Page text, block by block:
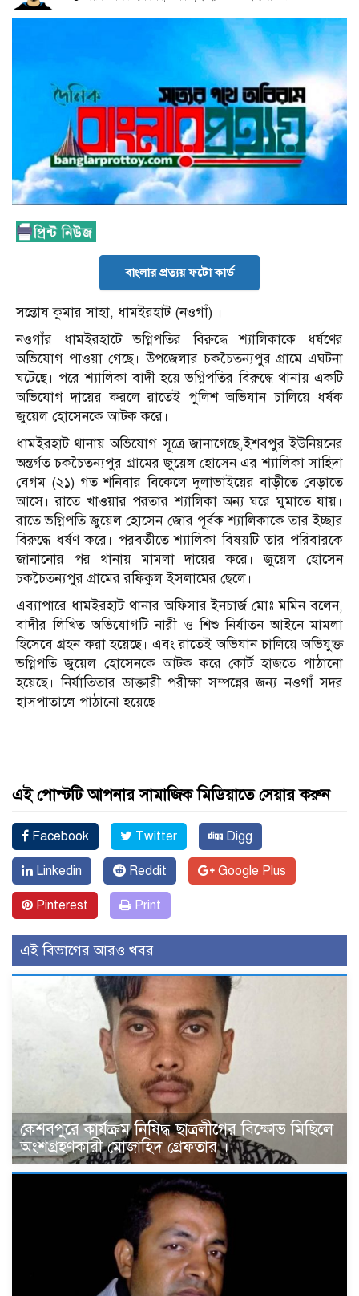
বাংলার প্রত্যয় ফটো কার্ড
সন্তোষ কুমার সাহা, ধামইরহাট (নওগাঁ) ।
নওগাঁর ধামইরহাটে ভগ্নিপতির বিরুদ্ধে শ্যালিকাকে ধর্ষণের
অভিযোগ পাওয়া গেছে। উপজেলার চকচৈতন্যপুর গ্রামে এঘটনা
ঘটেছে। পরে শ্যালিকা বাদী হয়ে ভগ্নিপতির বিরুদ্ধে থানায় একটি
অভিযোগ দায়ের করলে রাতেই পুলিশ অভিযান চালিয়ে ধর্ষক
জুয়েল হোসেনকে আটক করে।
ধামইরহাট থানায় অভিযোগ সূত্রে জানাগেছে,ইশবপুর ইউনিয়নের
অন্তর্গত চকচৈতন্যপুর গ্রামের জুয়েল হোসেন এর শ্যালিকা সাহিদা
বেগম (২১) গত শনিবার বিকেলে দুলাভাইয়ের বাড়ীতে বেড়াতে
আসে। রাতে খাওয়ার পরতার শ্যালিকা অন্য ঘরে ঘুমাতে যায়।
রাতে ভগ্নিপতি জুয়েল হোসেন জোর পূর্বক শ্যালিকাকে তার ইচ্ছার
বিরুদ্ধে ধর্ষণ করে। পরবর্তীতে শ্যালিকা বিষয়টি তার পরিবারকে
জানানোর পর থানায় মামলা দায়ের করে। জুয়েল হোসেন
চকচৈতন্যপুর গ্রামের রফিকুল ইসলামের ছেলে।
এব্যাপারে ধামইরহাট থানার অফিসার ইনচার্জ মোঃ মমিন বলেন,
বাদীর লিখিত অভিযোগটি নারী ও শিশু নির্যাতন আইনে মামলা
হিসেবে গ্রহন করা হয়েছে। এবং রাতেই অভিযান চালিয়ে অভিযুক্ত
ভগ্নিপতি জুয়েল হোসেনকে আটক করে কোর্ট হাজতে পাঠানো
হয়েছে। নির্যাতিতার ডাক্তারী পরীক্ষা সম্পন্নের জন্য নওগাঁ সদর
হাসপাতালে পাঠানো হয়েছে।
এই পোস্টটি আপনার সামাজিক মিডিয়াতে সেয়ার করুন
Facebook Twitter Digg
Linkedin Reddit Google Plus
Pinterest Print
এই বিভাগের আরও খবর
কেশবপুরে কার্যক্রম নিষিদ্ধ ছাত্রলীগের বিক্ষোভ মিছিলে
অংশগ্রহণকারী মোজাহিদ গ্রেফতার ।